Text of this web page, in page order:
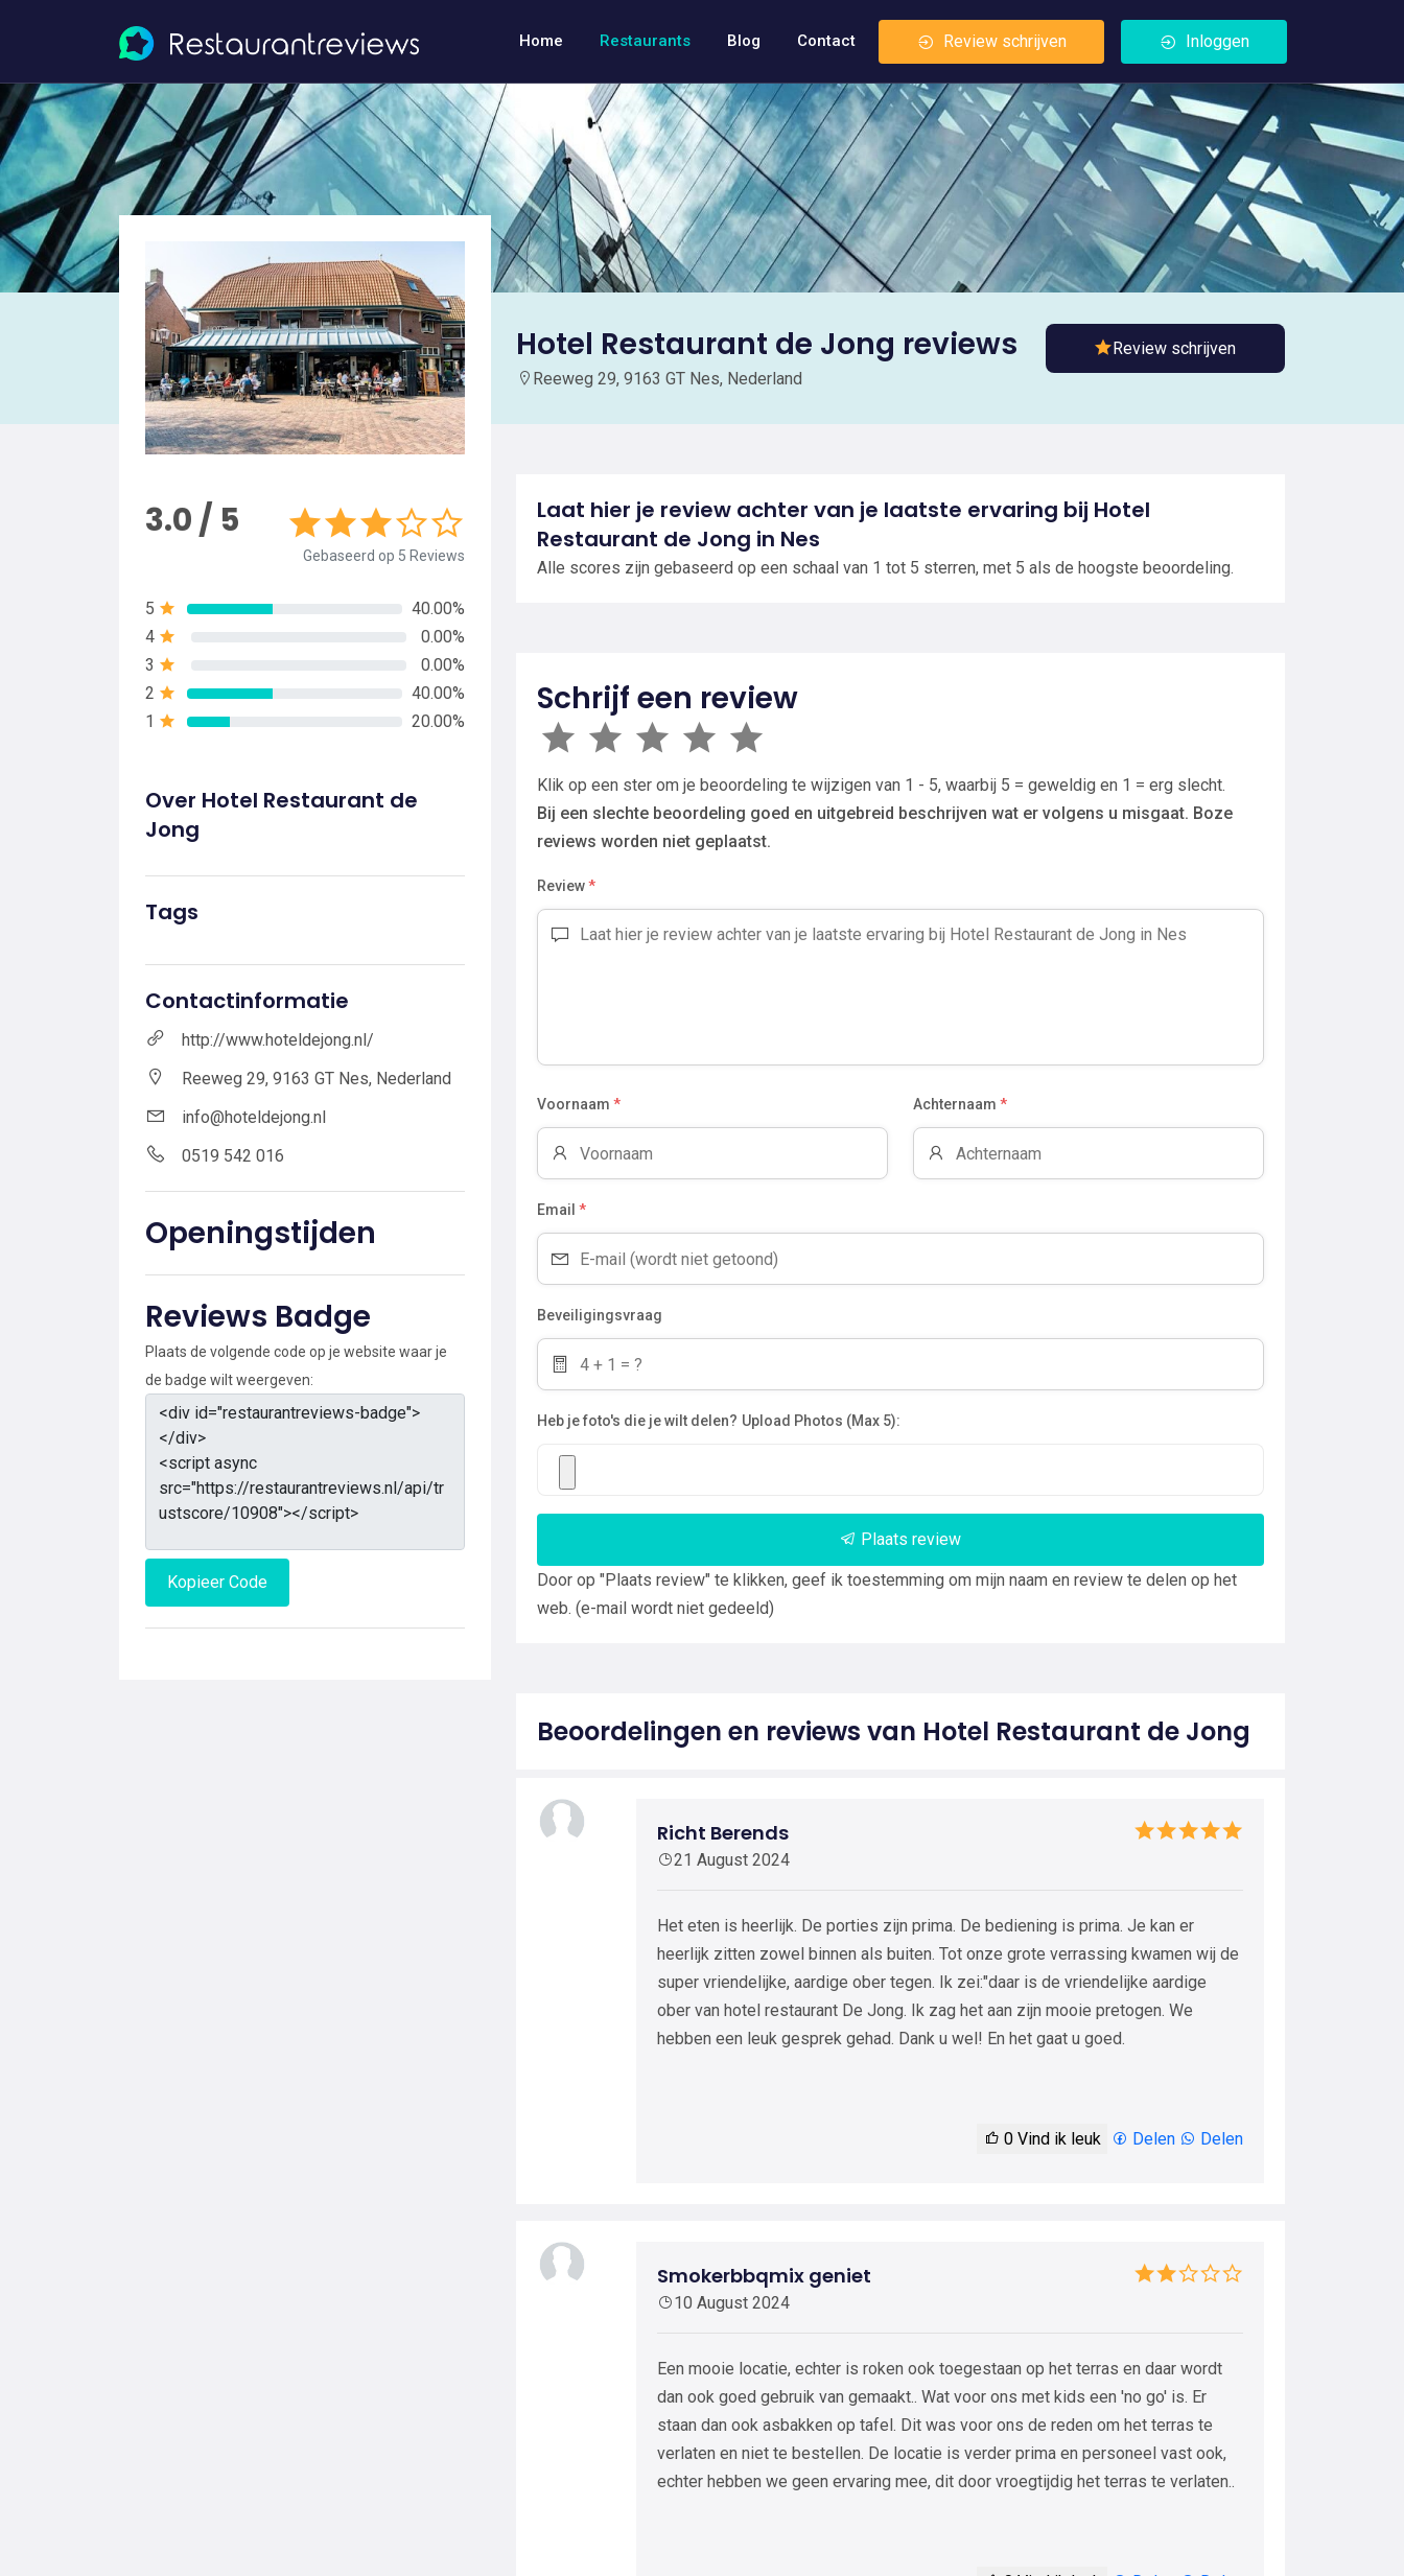
Home Restaurants Blog Contact Review schrijven Inloggen
Hotel Restaurant de Jong reviews
Reeweg 29, 9163 GT Nes, Nederland
Review schrijven
3.0 / 5
Gebaseerd op 5 Reviews
5
40.00%
4
0.00%
3
0.00%
2
40.00%
1
20.00%
Over Hotel Restaurant de
Jong
Tags
Contactinformatie
http://www.hoteldejong.nl/
Reeweg 29, 9163 GT Nes, Nederland
info@hoteldejong.nl
0519 542 016
Openingstijden
Reviews Badge
Plaats de volgende code op je website waar je
de badge wilt weergeven:
Kopieer Code
Laat hier je review achter van je laatste ervaring bij Hotel
Restaurant de Jong in Nes
Alle scores zijn gebaseerd op een schaal van 1 tot 5 sterren, met 5 als de hoogste beoordeling.
Schrijf een review
Klik op een ster om je beoordeling te wijzigen van 1 - 5, waarbij 5 = geweldig en 1 = erg slecht.
Bij een slechte beoordeling goed en uitgebreid beschrijven wat er volgens u misgaat. Boze
reviews worden niet geplaatst.
Review*
Voornaam * Achternaam *
Email *
Beveiligingsvraag
Heb je foto's die je wilt delen? Upload Photos (Max 5):
Plaats review
Door op "Plaats review" te klikken, geef ik toestemming om mijn naam en review te delen op het
web. (e-mail wordt niet gedeeld)
Beoordelingen en reviews van Hotel Restaurant de Jong
Richt Berends
21 August 2024
Het eten is heerlijk. De porties zijn prima. De bediening is prima. Je kan er
heerlijk zitten zowel binnen als buiten. Tot onze grote verrassing kwamen wij de
super vriendelijke, aardige ober tegen. Ik zei:"daar is de vriendelijke aardige
ober van hotel restaurant De Jong. Ik zag het aan zijn mooie pretogen. We
hebben een leuk gesprek gehad. Dank u wel! En het gaat u goed.
0 Vind ik leuk Delen Delen
Smokerbbqmix geniet
10 August 2024
Een mooie locatie, echter is roken ook toegestaan op het terras en daar wordt
dan ook goed gebruik van gemaakt.. Wat voor ons met kids een 'no go' is. Er
staan dan ook asbakken op tafel. Dit was voor ons de reden om het terras te
verlaten en niet te bestellen. De locatie is verder prima en personeel vast ook,
echter hebben we geen ervaring mee, dit door vroegtijdig het terras te verlaten..